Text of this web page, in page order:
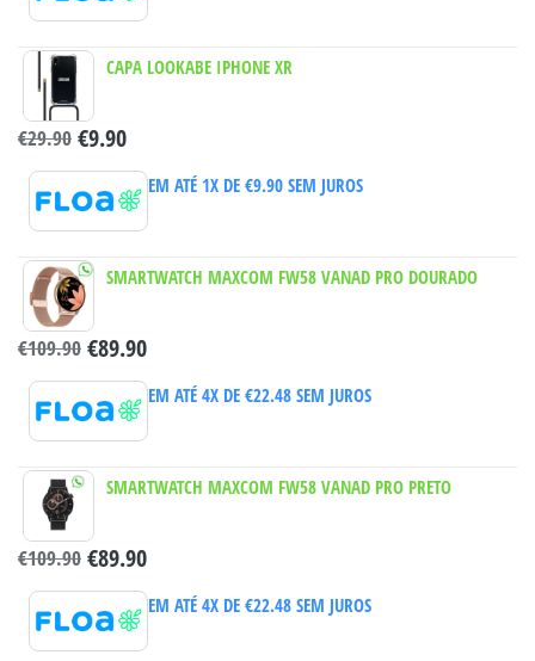
CAPA LOOKABE IPHONE XR
€29.90 €9.90
EM ATÉ 1X DE €9.90SEM JUROS
SMARTWATCH MAXCOM FW58 VANAD PRO DOURADO
€109.90 €89.90
EM ATÉ 4X DE €22.48SEM JUROS
SMARTWATCH MAXCOM FW58 VANAD PRO PRETO
€109.90 €89.90
EM ATÉ 4X DE €22.48SEM JUROS